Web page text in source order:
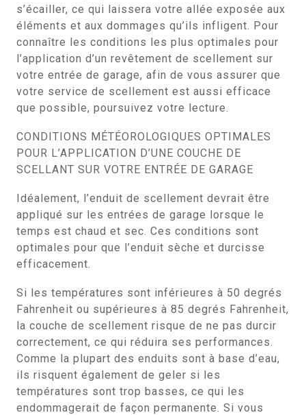
s’écailler, ce qui laissera votre allée exposée aux
éléments et aux dommages qu’ils infligent. Pour
connaître les conditions les plus optimales pour
l’application d’un revêtement de scellement sur
votre entrée de garage, afin de vous assurer que
votre service de scellement est aussi efficace
que possible, poursuivez votre lecture.
CONDITIONS MÉTÉOROLOGIQUES OPTIMALES
POUR L’APPLICATION D’UNE COUCHE DE
SCELLANT SUR VOTRE ENTRÉE DE GARAGE
Idéalement, l’enduit de scellement devrait être
appliqué sur les entrées de garage lorsque le
temps est chaud et sec. Ces conditions sont
optimales pour que l’enduit sèche et durcisse
efficacement.
Si les températures sont inférieures à 50 degrés
Fahrenheit ou supérieures à 85 degrés Fahrenheit,
la couche de scellement risque de ne pas durcir
correctement, ce qui réduira ses performances.
Comme la plupart des enduits sont à base d’eau,
ils risquent également de geler si les
températures sont trop basses, ce qui les
endommagerait de façon permanente. Si vous